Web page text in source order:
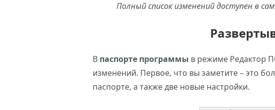
Полный список изменений доступен в
В паспорте программы в режиме Редактор
изменений. Первое, что вы заметите – это
паспорте, а также две новые настройки.